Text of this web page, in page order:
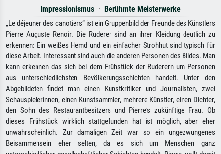
Impressionismus · Berühmte Meisterwerke
„Le déjeuner des canotiers“ ist ein Gruppenbild der Freunde des Künstlers
Pierre Auguste Renoir. Die Ruderer sind an ihrer Kleidung deutlich zu
erkennen: Ein weißes Hemd und ein einfacher Strohhut sind typisch für
diese Arbeit. Interessant sind auch die anderen Personen des Bildes. Man
kann erkennen das sich bei dem Frühstück der Ruderern um Personen
aus unterschiedlichsten Bevölkerungsschichten handelt. Unter den
Abgebildeten findet man einen Kunstkritiker und Journalisten, zwei
Schauspielerinnen, einen Kunstsammler, mehrere Künstler, einen Dichter,
den Sohn des Restaurantbesitzers und Pierre‘s zukünftige Frau. Ob
dieses Frühstück wirklich stattgefunden hat ist möglich, aber eher
unwahrscheinlich. Zur damaligen Zeit war so ein ungezwungenes
Beisammensein eher selten, da es sich um Menschen ganz